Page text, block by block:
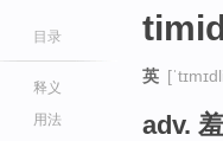
目录
释义
用法
英
adv.